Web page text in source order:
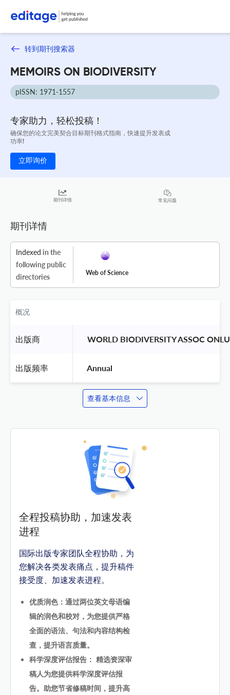
转到期刊搜索器
MEMOIRS ON BIODIVERSITY
pISSN: 1971-1557
专家助力，轻松投稿！
确保您的论文完美契合目标期刊格式指南，快速提升发表成
功率!
立即询价
期刊详情 常见问题
期刊详情
Indexed in the
following public
directories
Web of Science
概况
出版商 WORLD BIODIVERSITY ASSOC
出版频率 Annual
查看基本信息
全程投稿协助，加速发表
进程
国际出版专家团队全程协助，为
您解决各类发表痛点，提升稿件
接受度、加速发表进程。
优质润色：通过两位英文母语编
辑的润色和校对，为您提供严格
全面的语法、句法和内容结构检
查，提升语言质量。
科学深度评估报告： 精选资深审
稿人为您提供科学深度评估报
告。助您节省修稿时间，提升高